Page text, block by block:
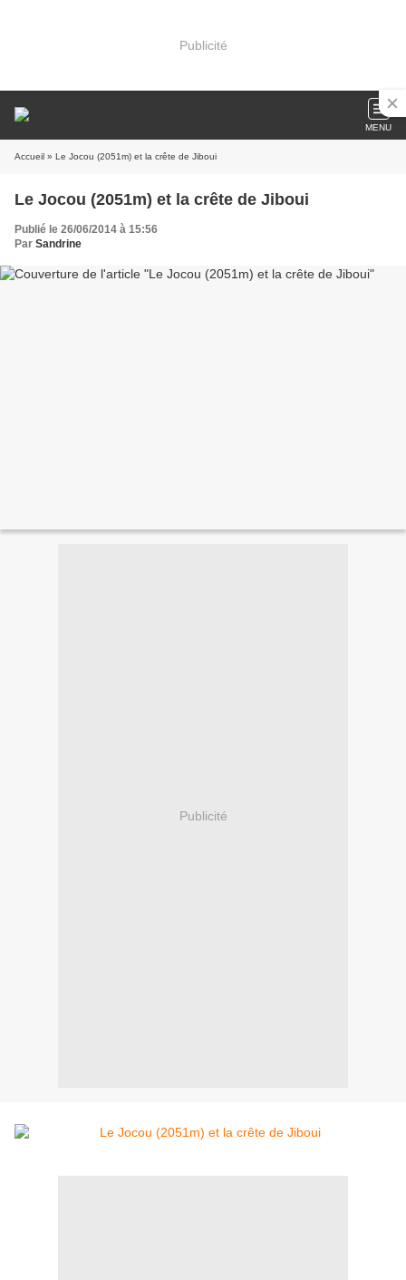
Publicité
MENU
Accueil » Le Jocou (2051m) et la crête de Jiboui
Le Jocou (2051m) et la crête de Jiboui
Publié le 26/06/2014 à 15:56
Par Sandrine
Publicité